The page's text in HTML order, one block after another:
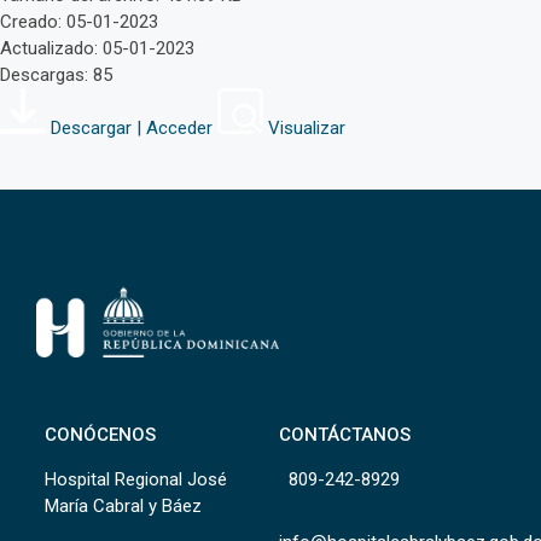
Creado: 05-01-2023
Actualizado: 05-01-2023
Descargas: 85
Descargar | Acceder Visualizar
CONÓCENOS
Hospital Regional José
María Cabral y Báez
CONTÁCTANOS
809-242-8929